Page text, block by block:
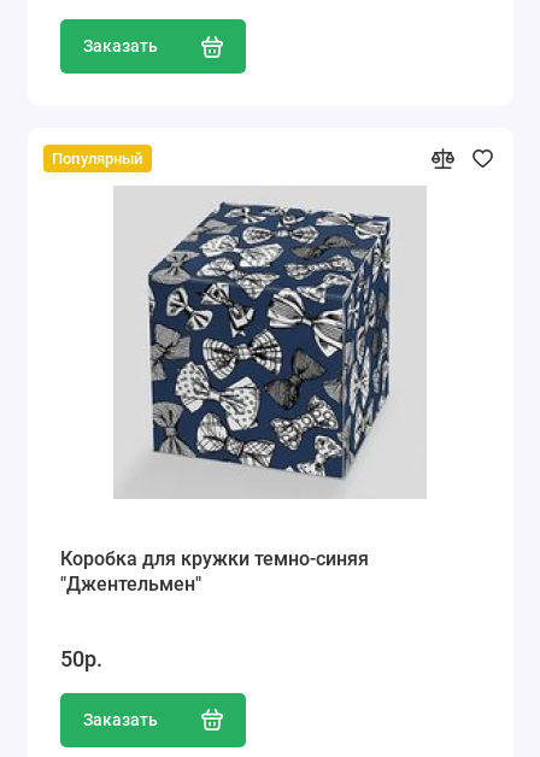
Заказать
Популярный
Коробка для кружки темно-синяя
"Джентельмен"
50р.
Заказать